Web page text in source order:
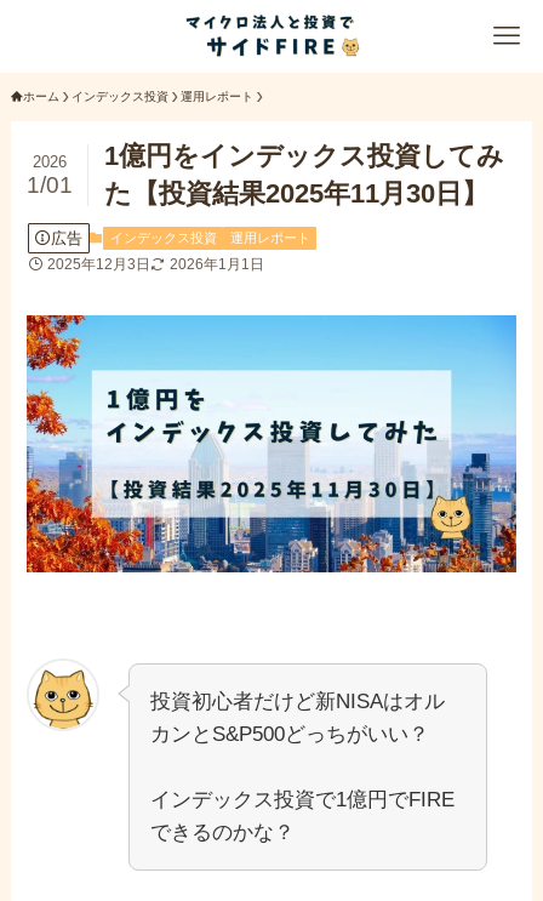
ホーム インデックス投資 運用レポート
1億円をインデックス投資してみ
た【投資結果2025年11月30日】
2026
1/01
広告 インデックス投資 運用レポート
2025年12月3日 2026年1月1日
投資初心者だけど新NISAはオル
カンとS&P500どっちがいい？
インデックス投資で1億円でFIRE
できるのかな？